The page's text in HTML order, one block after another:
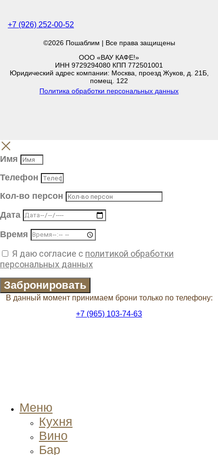
+7 (926) 252-00-52
©2026 Пошаблим | Все права защищены
ООО «ВАУ КАФЕ!»
ИНН 9729294080 КПП 772501001
Юридический адрес компании: Москва, проезд Жуков, д. 21Б,
помещ. 122
Политика обработки персональных данных
Имя
Телефон
Кол-во персон
Дата
Время
Я даю согласие с политикой обработки
персональных данных
Забронировать
В данный момент принимаем брони только по телефону:
+7 (965) 103-74-63
Меню
Кухня
Вино
Бар